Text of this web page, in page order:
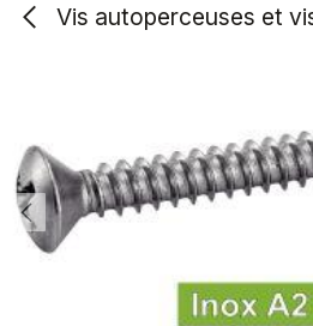
Vis autoperceuses et